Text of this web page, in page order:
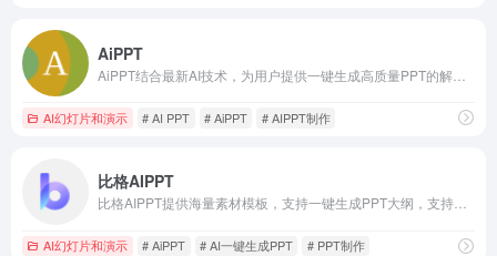
AiPPT
AI幻灯片和演示 # AI PPT # AiPPT # AIPPT制作
比格AIPPT
AI幻灯片和演示 # AiPPT # AI一键生成PPT # PPT制作